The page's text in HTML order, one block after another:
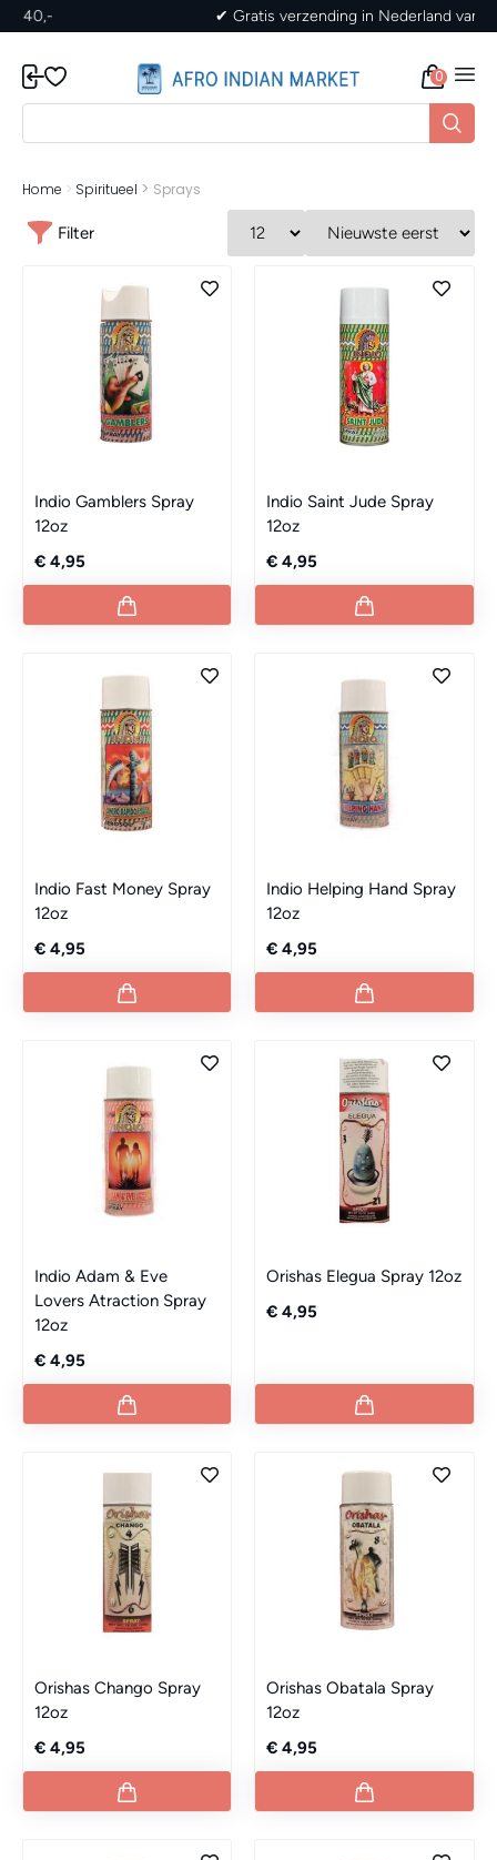
✔ Gratis verzending in Nederland vanaf 40,-
0
Home > Spiritueel > Sprays
Filter
Indio Gamblers Spray
12oz
€ 4,95
Indio Saint Jude Spray
12oz
€ 4,95
Indio Fast Money Spray
12oz
€ 4,95
Indio Helping Hand Spray
12oz
€ 4,95
Indio Adam & Eve
Lovers Atraction Spray
12oz
€ 4,95
Orishas Elegua Spray 12oz
€ 4,95
Orishas Chango Spray
12oz
€ 4,95
Orishas Obatala Spray
12oz
€ 4,95